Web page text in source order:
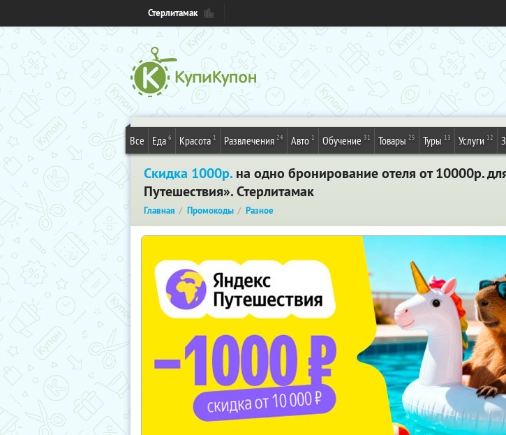
Стерлитамак
Все Еда 6 Красота 1 Развлечения 24 Авто 1 Обучение 31 Товары 25 Туры 13 Услуги 12
Скидка 1000р. на одно бронирование отеля от 10000р.
Путешествия». Стерлитамак
Главная Промокоды Разное